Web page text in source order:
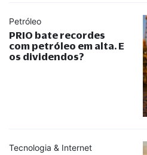
Petróleo
PRIO bate recordes
com petróleo em alta. E
os dividendos?
Tecnologia & Internet